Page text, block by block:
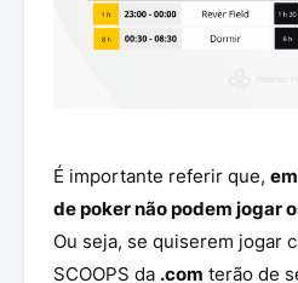
É importante referir que,
de poker não podem jogar
Ou seja, se quiserem jogar
SCOOPS da .com terão de